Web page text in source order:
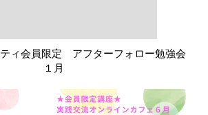
ィ会員限定 アフターフォロー勉強会
１月